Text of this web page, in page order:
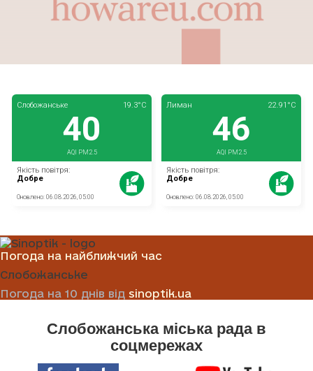
Погода на найближчий час
Слобожанське
Погода на 10 днів від sinoptik.ua
Слобожанська міська рада в
соцмережах